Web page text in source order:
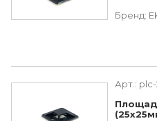
Бренд:
Арт.: plc-